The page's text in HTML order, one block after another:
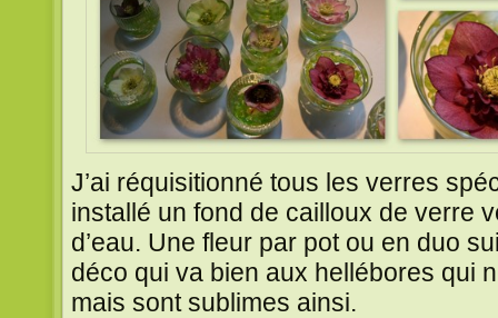
J’ai réquisitionné tous les verres
installé un fond de cailloux de verre
d’eau. Une fleur par pot ou en duo
déco qui va bien aux hellébores qui
mais sont sublimes ainsi.